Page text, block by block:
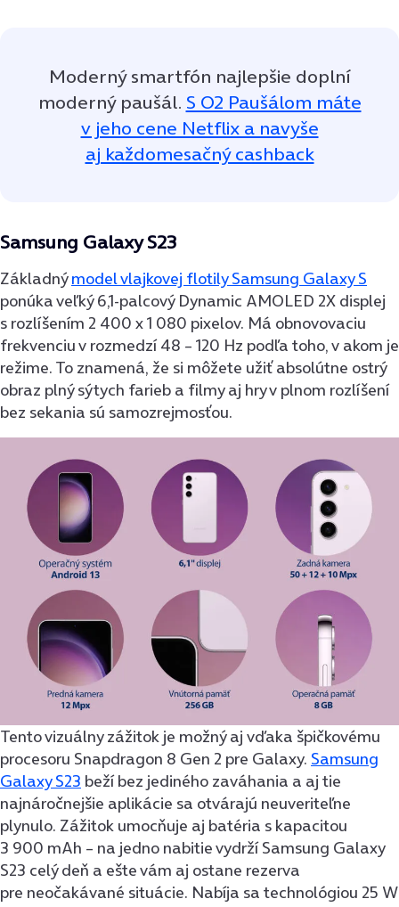
Moderný smartfón najlepšie doplní
moderný paušál. S O2 Paušálom máte
v jeho cene Netflix a navyše
aj každomesačný cashback
Samsung Galaxy S23
Základnýmodel vlajkovej flotily Samsung Galaxy S
ponúka veľký 6,1-palcový Dynamic AMOLED 2X displej
s rozlíšením 2 400 x 1 080 pixelov. Má obnovovaciu
frekvenciu v rozmedzí 48 – 120 Hz podľa toho, v akom je
režime. To znamená, že si môžete užiť absolútne ostrý
obraz plný sýtych farieb a filmy aj hry v plnom rozlíšení
bez sekania sú samozrejmosťou.
Tento vizuálny zážitok je možný aj vďaka špičkovému
procesoru Snapdragon 8 Gen 2 pre Galaxy. Samsung
Galaxy S23 beží bez jediného zaváhania a aj tie
najnáročnejšie aplikácie sa otvárajú neuveriteľne
plynulo. Zážitok umocňuje aj batéria s kapacitou
3 900 mAh – na jedno nabitie vydrží Samsung Galaxy
S23 celý deň a ešte vám aj ostane rezerva
pre neočakávané situácie. Nabíja sa technológiou 25 W